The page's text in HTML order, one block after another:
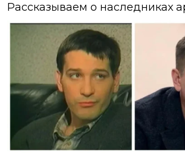
Рассказываем о наследниках